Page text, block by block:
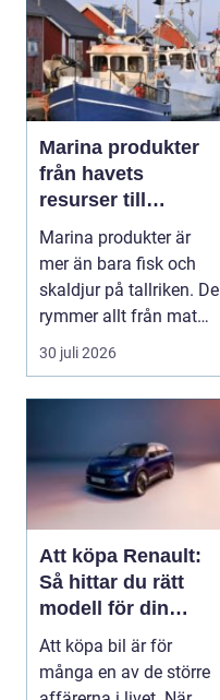
Marina produkter
från havets
resurser till
hållbara
upplevelser
Marina produkter är
mer än bara fisk och
skaldjur på tallriken. De
rymmer allt från mat
och hälsa ti...
30 juli 2026
Att köpa Renault:
Så hittar du rätt
modell för din
vardag
Att köpa bil är för
många en av de större